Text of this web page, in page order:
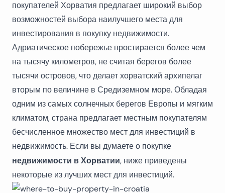
покупателей Хорватия предлагает широкий выбор
возможностей выбора наилучшего места для
инвестирования в покупку недвижимости.
Адриатическое побережье простирается более чем
на тысячу километров, не считая берегов более
тысячи островов, что делает хорватский архипелаг
вторым по величине в Средиземном море. Обладая
одним из самых солнечных берегов Европы и мягким
климатом, страна предлагает местным покупателям
бесчисленное множество мест для инвестиций в
недвижимость. Если вы думаете о покупке
недвижимости в Хорватии, ниже приведены
некоторые из лучших мест для инвестиций.